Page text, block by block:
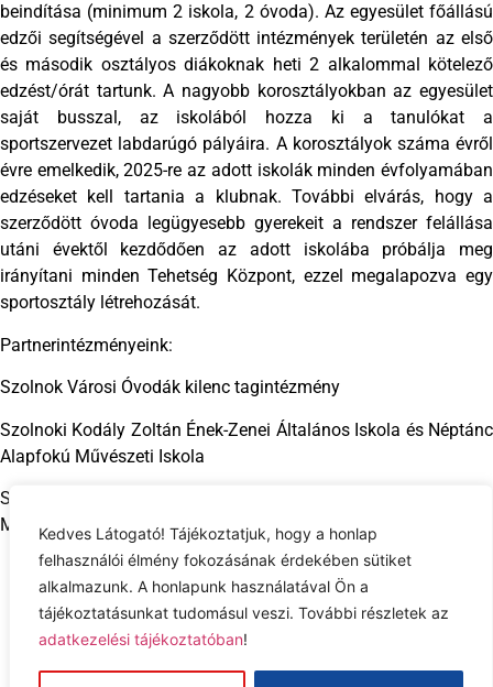
Kedves Látogató! Tájékoztatjuk, hogy a honlap
felhasználói élmény fokozásának érdekében sütiket
alkalmazunk. A honlapunk használatával Ön a
tájékoztatásunkat tudomásul veszi. További részletek az
adatkezelési tájékoztatóban!
beindítása (minimum 2 iskola, 2 óvoda). Az egyesület főállású
edzői segítségével a szerződött intézmények területén az első
és második osztályos diákoknak heti 2 alkalommal kötelező
edzést/órát tartunk. A nagyobb korosztályokban az egyesület
saját busszal, az iskolából hozza ki a tanulókat a
sportszervezet labdarúgó pályáira. A korosztályok száma évről
évre emelkedik, 2025-re az adott iskolák minden évfolyamában
edzéseket kell tartania a klubnak. További elvárás, hogy a
szerződött óvoda legügyesebb gyerekeit a rendszer felállása
utáni évektől kezdődően az adott iskolába próbálja meg
irányítani minden Tehetség Központ, ezzel megalapozva egy
sportosztály létrehozását.
Partnerintézményeink:
Szolnok Városi Óvodák kilenc tagintézmény
Szolnoki Kodály Zoltán Ének-Zenei Általános Iskola és Néptánc
Alapfokú Művészeti Iskola
Széchenyi Körúti Sportiskolai Általános Iskola és Alapfokú
Művészeti Iskola
Adatkezelési tájékoztató
Jog nyilatkozat